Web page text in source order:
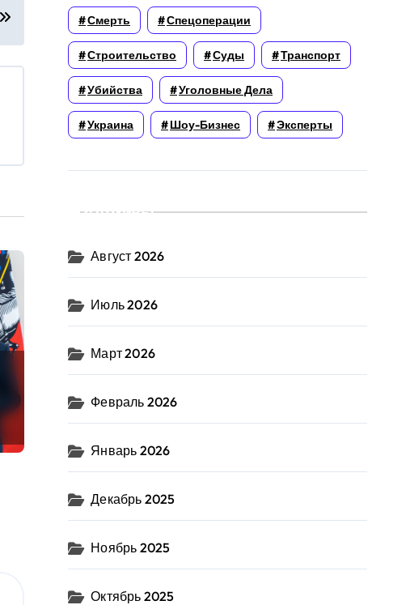
Смерть Спецоперации
Строительство Суды Транспорт
Убийства Уголовные Дела
Украина Шоу-Бизнес Эксперты
Архивы
Август 2026
Июль 2026
Март 2026
Февраль 2026
Январь 2026
Декабрь 2025
Ноябрь 2025
Октябрь 2025